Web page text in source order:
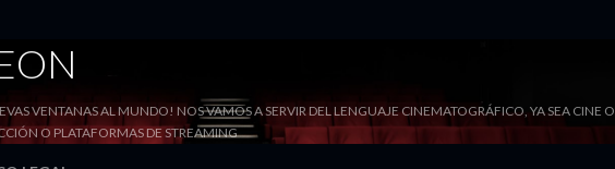
VENTANAS AL MUNDO! NOS VAMOS A SERVIR DEL LENGUAJE CINEMATOGRÁFICO, YA SEA CINE O
O PLATAFORMAS DE STREAMING